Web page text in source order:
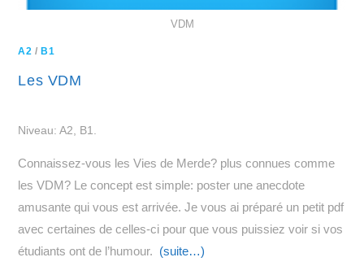
VDM
A2 / B1
Les VDM
Niveau: A2, B1.
Connaissez-vous les Vies de Merde? plus connues comme
les VDM? Le concept est simple: poster une anecdote
amusante qui vous est arrivée. Je vous ai préparé un petit pdf
avec certaines de celles-ci pour que vous puissiez voir si vos
étudiants ont de l’humour. (suite…)